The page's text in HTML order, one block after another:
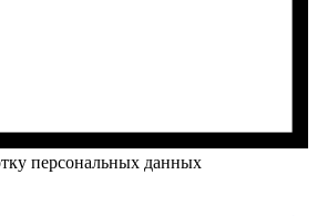
персональных данных